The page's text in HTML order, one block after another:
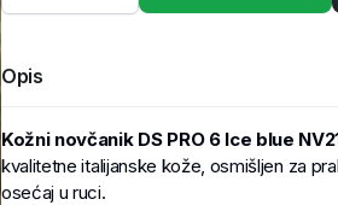
Opis
Kožni novčanik DS PRO 6 Ice blue
kvalitetne italijanske kože, osmišljen za
osećaj u ruci.